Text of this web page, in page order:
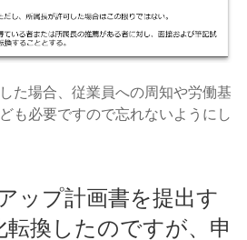
た場合、従業員への周知や労働基
も必要ですので忘れないようにし
ップ計画書を提出す
転換したのですが、申